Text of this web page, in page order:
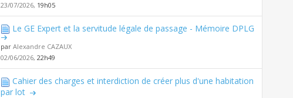
23/07/2026, 19h05
Le GE Expert et la servitude légale de passage - Mémoire DPLG
parAlexandre CAZAUX
02/06/2026,22h49
Cahier des charges et interdiction de créer plus d'une habitation
par lot